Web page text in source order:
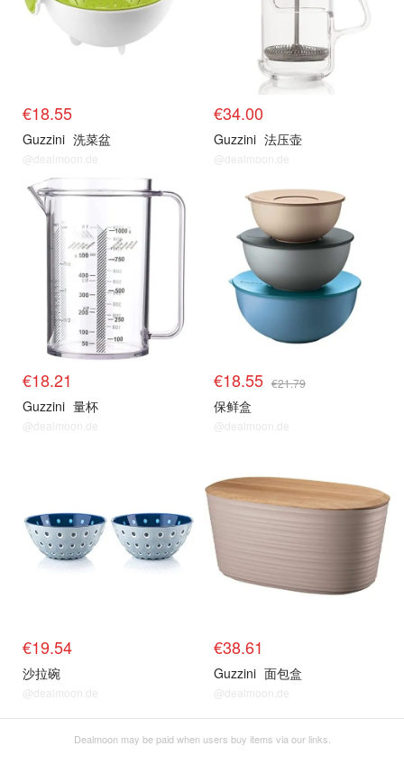
€18.55
Guzzini 洗菜盆
@dealmoon.de
€34.00
Guzzini 法压壶
@dealmoon.de
€18.21
Guzzini 量杯
@dealmoon.de
€18.55 €21.79
保鲜盒
@dealmoon.de
€19.54
沙拉碗
@dealmoon.de
€38.61
Guzzini 面包盒
@dealmoon.de
Dealmoon may be paid when users buy items via our links.